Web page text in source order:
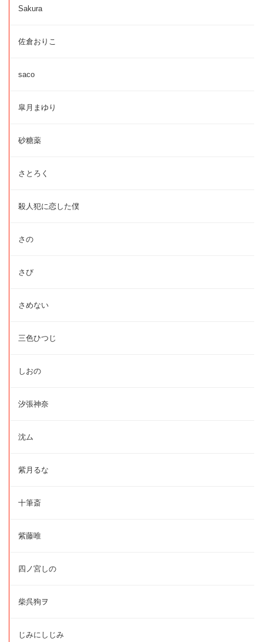
Sakura
佐倉おりこ
saco
皐月まゆり
砂糖薬
さとろく
殺人犯に恋した僕
さの
さび
さめない
三色ひつじ
しおの
汐張神奈
沈ム
紫月るな
十筆斎
紫藤唯
四ノ宮しの
柴呉狗ヲ
じみにしじみ